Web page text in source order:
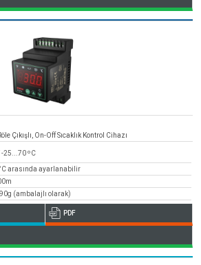
Çıkışlı, On-Off Sıcaklık Kontrol Cihazı
-25...70 ºC
arasında ayarlanabilir
(ambalajlı olarak)
PDF